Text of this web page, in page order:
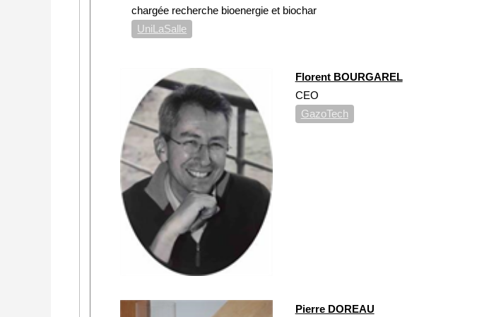
chargée recherche bioenergie et biochar
UniLaSalle
Florent BOURGAREL
CEO
GazoTech
Pierre DOREAU